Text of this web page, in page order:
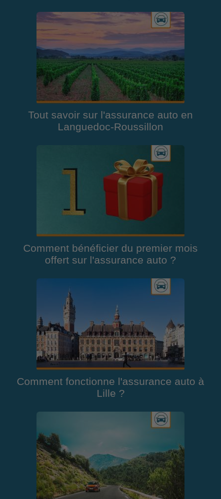
Tout savoir sur l'assurance auto en
Languedoc-Roussillon
Comment bénéficier du premier mois
offert sur l'assurance auto ?
Comment fonctionne l'assurance auto à
Lille ?